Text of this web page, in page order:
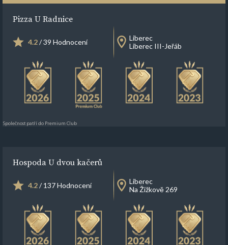
Pizza U Radnice
4.2/ 39 Hodnocení
Liberec
Liberec III-Jeřáb
Společnost patří do Premium Club
Hospoda U dvou kačerů
4.2/ 137 Hodnocení
Liberec
Na Žižkově 269